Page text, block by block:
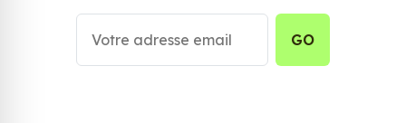
Personnalisez la surface de votre choix avec nos
GO